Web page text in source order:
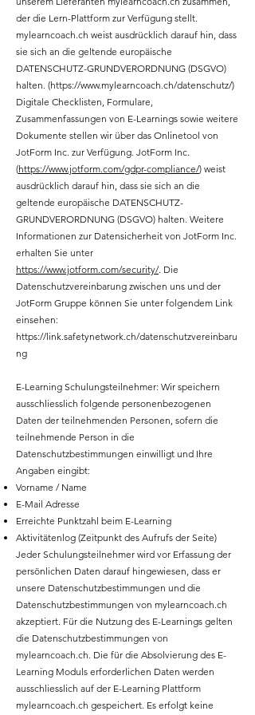
der die Lern-Plattform zur Verfügung stellt.
mylearncoach.ch weist ausdrücklich darauf hin, dass
sie sich an die geltende europäische
DATENSCHUTZ-GRUNDVERORDNUNG (DSGVO)
halten. (https://www.mylearncoach.ch/datenschutz/)
Digitale Checklisten, Formulare,
Zusammenfassungen von E-Learnings sowie weitere
Dokumente stellen wir über das Onlinetool von
JotForm Inc. zur Verfügung. JotForm Inc.
(https://www.jotform.com/gdpr-compliance/) weist
ausdrücklich darauf hin, dass sie sich an die
geltende europäische DATENSCHUTZ-
GRUNDVERORDNUNG (DSGVO) halten. Weitere
Informationen zur Datensicherheit von JotForm Inc.
erhalten Sie unter
https://www.jotform.com/security/. Die
Datenschutzvereinbarung zwischen uns und der
JotForm Gruppe können Sie unter folgendem Link
einsehen:
https://link.safetynetwork.ch/datenschutzvereinbaru
ng
E-Learning Schulungsteilnehmer: Wir speichern
ausschliesslich folgende personenbezogenen
Daten der teilnehmenden Personen, sofern die
teilnehmende Person in die
Datenschutzbestimmungen einwilligt und Ihre
Angaben eingibt:
Vorname / Name
E-Mail Adresse
Erreichte Punktzahl beim E-Learning
Aktivitätenlog (Zeitpunkt des Aufrufs der Seite)
Jeder Schulungsteilnehmer wird vor Erfassung der
persönlichen Daten darauf hingewiesen, dass er
unsere Datenschutzbestimmungen und die
Datenschutzbestimmungen von mylearncoach.ch
akzeptiert. Für die Nutzung des E-Learnings gelten
die Datenschutzbestimmungen von
mylearncoach.ch. Die für die Absolvierung des E-
Learning Moduls erforderlichen Daten werden
ausschliesslich auf der E-Learning Plattform
mylearncoach.ch gespeichert. Es erfolgt keine